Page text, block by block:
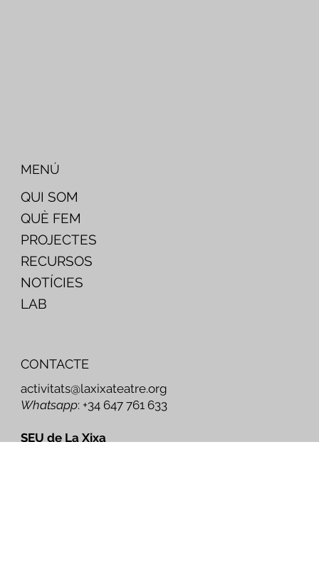
QUI SOM
QUÈ FEM
PROJECTES
RECURSOS
NOTÍCIES
LAB
MENÚ
CONTACTE
activitats@laxixateatre.org
Whatsapp: +34 647 761 633
SEU de La Xixa